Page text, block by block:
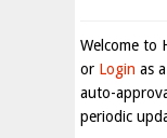
Welcome to
or Login as
auto-
periodic